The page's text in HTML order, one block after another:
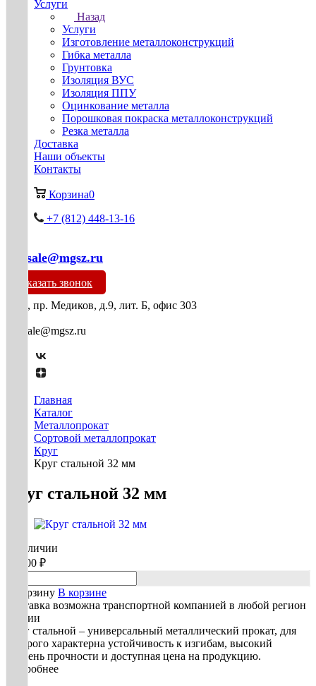
Услуги
Назад
Услуги
Изготовление металлоконструкций
Гибка металла
Грунтовка
Изоляция ВУС
Изоляция ППУ
Оцинкование металла
Порошковая покраска металлоконструкций
Резка металла
Доставка
Наши объекты
Контакты
Корзина0
+7 (812) 448-13-16
mg-sale@mgsz.ru
Заказать звонок
СПб, пр. Медиков, д.9, лит. Б, офис 303
mg-sale@mgsz.ru
Главная
Каталог
Металлопрокат
Сортовой металлопрокат
Круг
Круг стальной 32 мм
Круг стальной 32 мм
В наличии
70 100 ₽
В корзину В корзине
Доставка возможна транспортной компанией в любой регион
России
Круг стальной – универсальный металлический прокат, для
которого характерна устойчивость к изгибам, высокий
уровень прочности и доступная цена на продукцию.
Подробнее